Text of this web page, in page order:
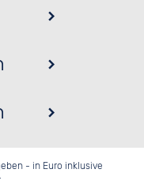
- in Euro inklusive